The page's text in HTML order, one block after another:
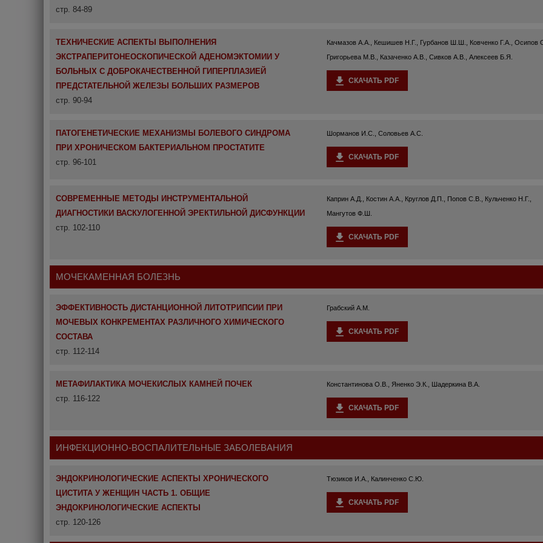
стр. 84-89
ТЕХНИЧЕСКИЕ АСПЕКТЫ ВЫПОЛНЕНИЯ
ЭКСТРАПЕРИТОНЕОСКОПИЧЕСКОЙ АДЕНОМЭКТОМИИ У
БОЛЬНЫХ С ДОБРОКАЧЕСТВЕННОЙ ГИПЕРПЛАЗИЕЙ
ПРЕДСТАТЕЛЬНОЙ ЖЕЛЕЗЫ БОЛЬШИХ РАЗМЕРОВ
стр. 90-94
Качмазов А.А., Кешишев Н.Г., Гурбанов Ш.Ш., Ковченко Г.А., Осипов
Григорьева М.В., Казаченко А.В., Сивков А.В., Алексеев Б.Я.
СКАЧАТЬ PDF
ПАТОГЕНЕТИЧЕСКИЕ МЕХАНИЗМЫ БОЛЕВОГО СИНДРОМА
ПРИ ХРОНИЧЕСКОМ БАКТЕРИАЛЬНОМ ПРОСТАТИТЕ
стр. 96-101
Шорманов И.С., Соловьев А.С.
СКАЧАТЬ PDF
СОВРЕМЕННЫЕ МЕТОДЫ ИНСТРУМЕНТАЛЬНОЙ
ДИАГНОСТИКИ ВАСКУЛОГЕННОЙ ЭРЕКТИЛЬНОЙ ДИСФУНКЦИИ
стр. 102-110
Каприн А.Д., Костин А.А., Круглов Д.П., Попов С.В., Кульченко Н.Г.,
Мангутов Ф.Ш.
СКАЧАТЬ PDF
МОЧЕКАМЕННАЯ БОЛЕЗНЬ
ЭФФЕКТИВНОСТЬ ДИСТАНЦИОННОЙ ЛИТОТРИПСИИ ПРИ
МОЧЕВЫХ КОНКРЕМЕНТАХ РАЗЛИЧНОГО ХИМИЧЕСКОГО
СОСТАВА
стр. 112-114
Грабский А.М.
СКАЧАТЬ PDF
МЕТАФИЛАКТИКА МОЧЕКИСЛЫХ КАМНЕЙ ПОЧЕК
стр. 116-122
Константинова О.В., Яненко Э.К., Шадеркина В.А.
СКАЧАТЬ PDF
ИНФЕКЦИОННО-ВОСПАЛИТЕЛЬНЫЕ ЗАБОЛЕВАНИЯ
ЭНДОКРИНОЛОГИЧЕСКИЕ АСПЕКТЫ ХРОНИЧЕСКОГО
ЦИСТИТА У ЖЕНЩИН ЧАСТЬ 1. ОБЩИЕ
ЭНДОКРИНОЛОГИЧЕСКИЕ АСПЕКТЫ
стр. 120-126
Тюзиков И.А., Калинченко С.Ю.
СКАЧАТЬ PDF